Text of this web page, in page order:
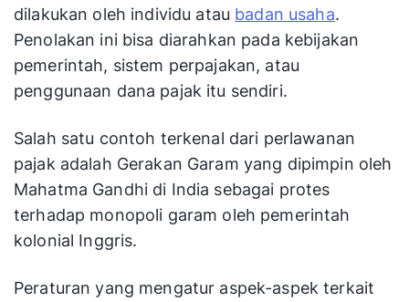
dilakukan oleh individu atau badan usaha.
Penolakan ini bisa diarahkan pada kebijakan
pemerintah, sistem perpajakan, atau
penggunaan dana pajak itu sendiri.
Salah satu contoh terkenal dari perlawanan
pajak adalah Gerakan Garam yang dipimpin oleh
Mahatma Gandhi di India sebagai protes
terhadap monopoli garam oleh pemerintah
kolonial Inggris.
Peraturan yang mengatur aspek-aspek terkait